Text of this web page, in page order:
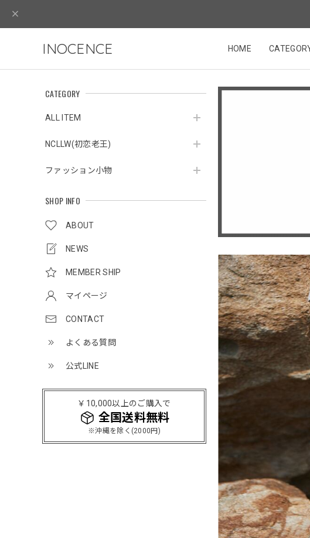
INOCENCE HOME
CATEGORY
ALL ITEM
NCLLW(初恋老王)
ファッション小物
SHOP INFO
ABOUT
NEWS
MEMBER SHIP
マイページ
CONTACT
よくある質問
公式LINE
￥10,000以上のご購入で
全国送料無料
※沖縄を除く(2000円)